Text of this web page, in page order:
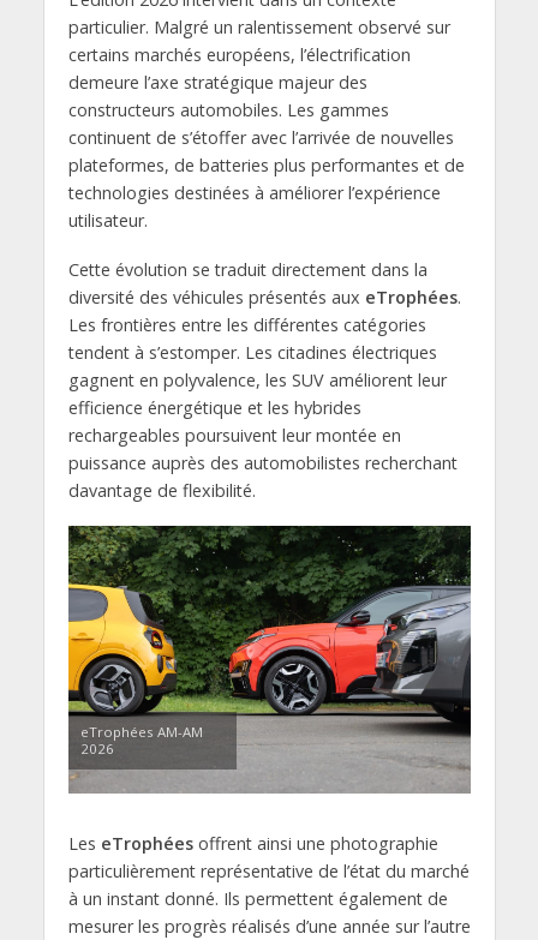
particulier. Malgré un ralentissement observé sur
certains marchés européens, l’électrification
demeure l’axe stratégique majeur des
constructeurs automobiles. Les gammes
continuent de s’étoffer avec l’arrivée de nouvelles
plateformes, de batteries plus performantes et de
technologies destinées à améliorer l’expérience
utilisateur.
Cette évolution se traduit directement dans la
diversité des véhicules présentés aux eTrophées.
Les frontières entre les différentes catégories
tendent à s’estomper. Les citadines électriques
gagnent en polyvalence, les SUV améliorent leur
efficience énergétique et les hybrides
rechargeables poursuivent leur montée en
puissance auprès des automobilistes recherchant
davantage de flexibilité.
eTrophées AM-AM
2026
Les eTrophéesoffrent ainsi une photographie
particulièrement représentative de l’état du marché
à un instant donné. Ils permettent également de
mesurer les progrès réalisés d’une année sur l’autre